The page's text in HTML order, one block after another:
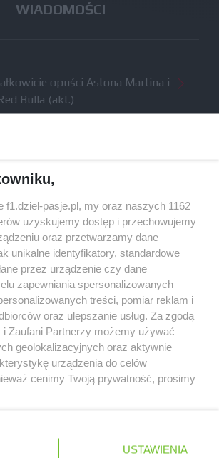
WIADOMOŚCI
opuści Astona Martina i
Bulla (akt.)
o 61 procent względem
sobie skalę problemów z
w styczniu
jeszcze cztery duże
w 2026 roku
© 2004 - 2026 GPmedia
Kopiowanie treści bez
zgody autorów zabronione.
sposób z grupą przedsiębiorstw Formula
z którego korzystasz, używa plików
to pliki instalowane w urządzeniach
korzystających z serwisu, w celu
serwisem, poprawy jakości
w tym dostosowania treści serwisu
się więcej o naszej polityce
f1.dziel-pasje.pl, my oraz naszych 1162
uzyskujemy dostęp i przechowujemy
oraz przetwarzamy dane
unikalne identyfikatory, standardowe
przez urządzenie czy dane
zapewniania spersonalizowanych
treści, pomiar reklam i
oraz ulepszanie usług. Za zgodą
Zaufani Partnerzy możemy używać
geolokalizacyjnych oraz aktywnie
urządzenia do celów
cenimy Twoją prywatność, prosimy
się w lewym dolnym rogu strony
USTAWIENIA